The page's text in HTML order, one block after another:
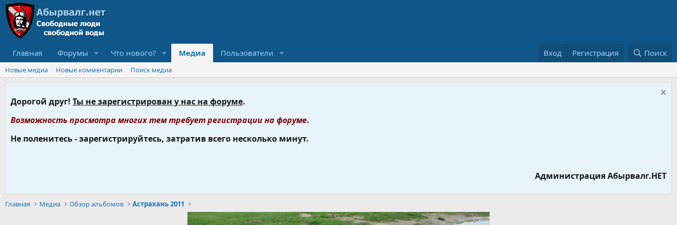
Главная Форумы Что нового? Медиа Пользователи Вход Регистрация Поиск
Новые медиа Новые комментарии Поиск медиа
Дорогой друг! Ты не зарегистрирован у нас на форуме.
Возможность просмотра многих тем требует регистрации на форуме.
Не поленитесь - зарегистрируйтесь, затратив всего несколько минут.
Администрация Абырвалг.НЕТ
Главная Медиа Обзор альбомов Астрахань 2011